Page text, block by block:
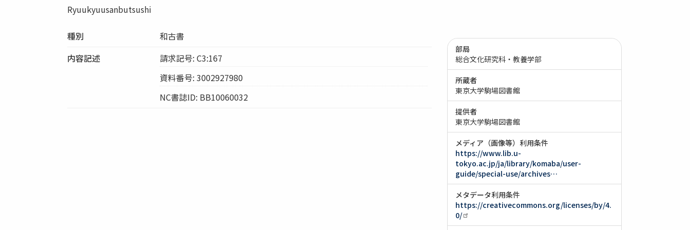
Ryuukyuusanbutsushi
種別
和古書
内容記述
請求記号: C3:167
資料番号: 3002927980
NC書誌ID: BB10060032
部局
総合文化研究科・教養学部
所蔵者
東京大学駒場図書館
提供者
東京大学駒場図書館
メディア（画像等）利用条件
https://www.lib.u-
tokyo.ac.jp/ja/library/komaba/user-
guide/special-use/archives…
メタデータ利用条件
https://creativecommons.org/licenses/by/4.
0/